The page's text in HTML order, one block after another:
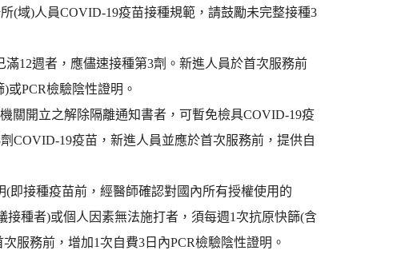
(域)人員COVID-19疫苗接種規範，請鼓勵未完整接種3
12週者，應儘速接種第3劑。新進人員於首次服務前
PCR檢驗陰性證明。
關開立之解除隔離通知書者，可暫免檢具COVID-19疫
COVID-19疫苗，新進人員並應於首次服務前，提供自
即接種疫苗前，經醫師確認對國內所有授權使用的
種者)或個人因素無法施打者，須每週1次抗原快篩(含
服務前，增加1次自費3日內PCR檢驗陰性證明。